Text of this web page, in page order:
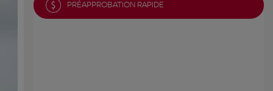
PRÉAPPROBATION RAPIDE